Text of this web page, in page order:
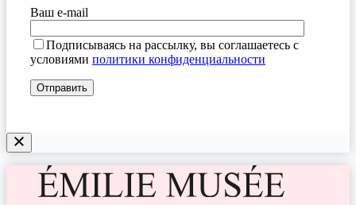
Ваш e-mail
Подписываясь на рассылку, вы соглашаетесь с
условиями политики конфиденциальности